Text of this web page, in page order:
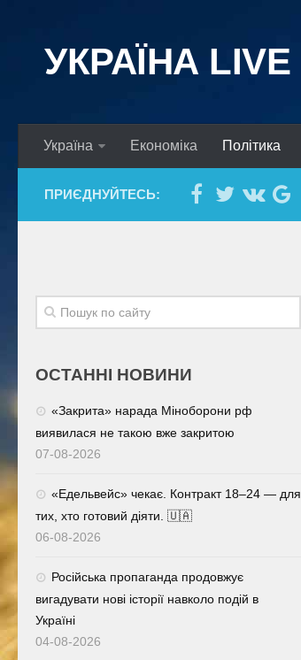
УКРАЇНА LIVE
Україна Економіка Політика
ПРИЄДНУЙТЕСЬ:
ОСТАННІ НОВИНИ
«Закрита» нарада Міноборони рф
виявилася не такою вже закритою
07-08-2026
«Едельвейс» чекає. Контракт 18–24 — для
тих, хто готовий діяти. 🇺🇦
06-08-2026
Російська пропаганда продовжує
вигадувати нові історії навколо подій в
Україні
04-08-2026